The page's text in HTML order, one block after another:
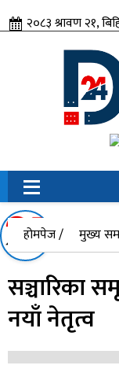
२०८३ श्रावण २१,
होमपेज / मुख्य
सञ्चारिका
नयाँ नेतृत्व